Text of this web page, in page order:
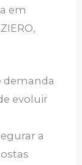
em
demanda
evoluir
a